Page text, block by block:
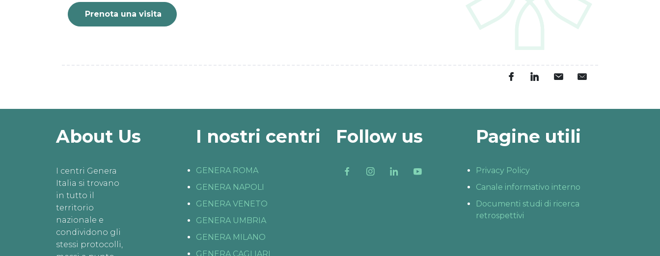
Prenota una visita
About Us
I centri Genera
Italia si trovano
in tutto il
territorio
nazionale e
condividono gli
stessi protocolli,
I nostri centri
GENERA ROMA
GENERA NAPOLI
GENERA VENETO
GENERA UMBRIA
GENERA MILANO
GENERA CAGLIARI
Follow us Pagine utili
Privacy Policy
Canale informativo interno
Documenti studi di ricerca
retrospettivi